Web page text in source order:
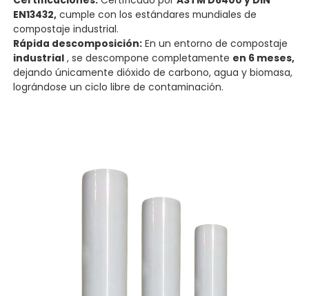
EN13432, cumple con los estándares mundiales de
compostaje industrial.
Rápida descomposición: En un entorno de compostaje
industrial , se descompone completamente en 6 meses,
dejando únicamente dióxido de carbono, agua y biomasa,
lográndose un ciclo libre de contaminación.